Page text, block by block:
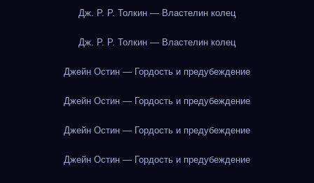
Дж. Р. Р. Толкин — Властелин колец
Дж. Р. Р. Толкин — Властелин колец
Джейн Остин — Гордость и предубеждение
Джейн Остин — Гордость и предубеждение
Джейн Остин — Гордость и предубеждение
Джейн Остин — Гордость и предубеждение